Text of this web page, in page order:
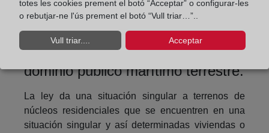
terrestre, serán demolidas al extinguirse la
concesión.
4.- Núcleos que quedan fuera del
dominio público marítimo terrestre.
La ley da una situación singular a terrenos de
núcleos residenciales que se encuentren en una
situación singular y así determinadas viviendas o
totes les cookies prement el botó “Acceptar” o configurar-les
o rebutjar-ne l'ús prement el botó “Vull triar…”..
Vull triar.... Acceptar